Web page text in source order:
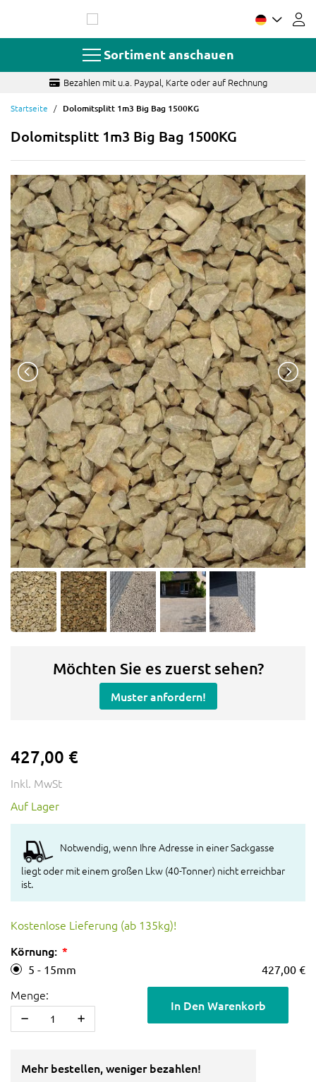
springen
Sortiment anschauen
Bezahlen mit u.a. Paypal, Karte oder auf Rechnung
Startseite Dolomitsplitt 1m3 Big Bag 1500KG
Dolomitsplitt 1m3 Big Bag 1500KG
Möchten Sie es zuerst sehen?
Muster anfordern!
427,00 €
Inkl. MwSt
Auf Lager
Notwendig, wenn Ihre Adresse in einer Sackgasse
liegt oder mit einem großen Lkw (40-Tonner) nicht erreichbar
ist.
Kostenlose Lieferung (ab 135kg)!
Körnung:
5 - 15mm 427,00 €
Menge:
In Den Warenkorb
Mehr bestellen, weniger bezahlen!